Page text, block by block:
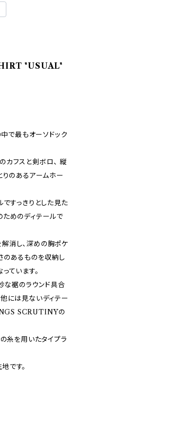
"USUAL"
最もオーソドック
カフスと剣ボロ、 縦
りのあるアームホー
すっきりとした見た
めのディテールで
消し、深めの胸ポケ
のあるものを収納し
ています。
な裾のラウンド具合
には見ないディテー
SCRUTINYの
糸を用いたタイプラ
です。